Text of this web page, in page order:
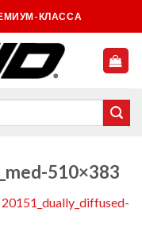
КЛАССА
510×383
20151_dually_diffused-